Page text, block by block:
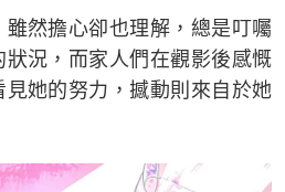
然擔心卻也理解，總是叮囑
況，而家人們在觀影後感慨
她的努力，撼動則來自於她